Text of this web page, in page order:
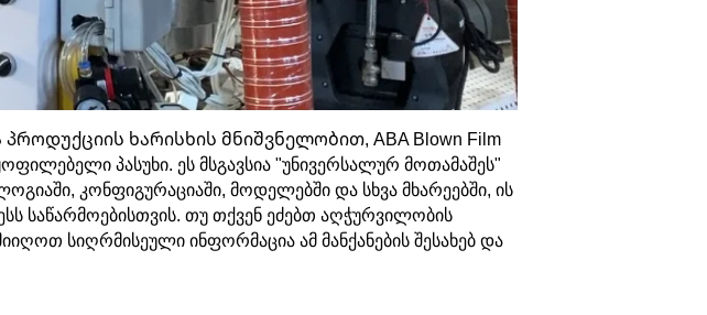
ხარისხის მნიშვნელობით, ABA Blown Film
პასუხი. ეს მსგავსია "უნივერსალურ მოთამაშეს"
კონფიგურაციაში, მოდელებში და სხვა მხარეებში, ის
საწარმოებისთვის. თუ თქვენ ეძებთ აღჭურვილობის
სიღრმისეული ინფორმაცია ამ მანქანების შესახებ და